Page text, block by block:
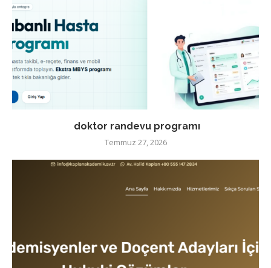
doktor randevu programı
Temmuz 27, 2026